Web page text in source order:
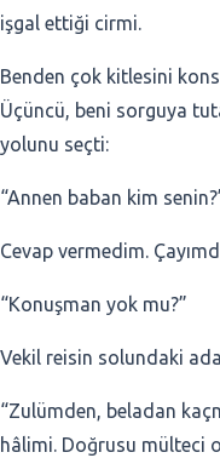
işgal ettiği cirmi.
Benden çok kitlesini
Üçüncü, beni sorguya
yolunu seçti:
“Annen baban kim
Cevap vermedim.
“Konuşman yok mu?”
Vekil reisin solundaki
“Zulümden, beladan
hâlimi. Doğrusu mülteci